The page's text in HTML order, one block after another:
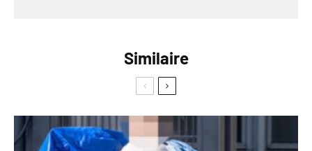
Similaire